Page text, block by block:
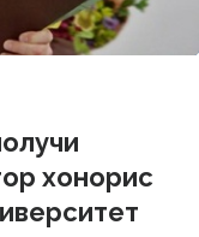
хонорис